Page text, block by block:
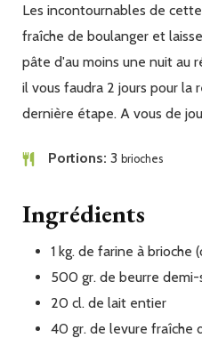
Les incontournables de cette recette : utiliser de la levure
fraîche de boulanger et
pâte d'au moins une nuit au
il vous faudra 2 jours pour la
dernière étape. A vous de
Portions 3 brioches
Ingrédients
1 kg. de farine à brioche
500 gr. de beurre
20 cl. de lait entier
40 gr. de levure fraîche